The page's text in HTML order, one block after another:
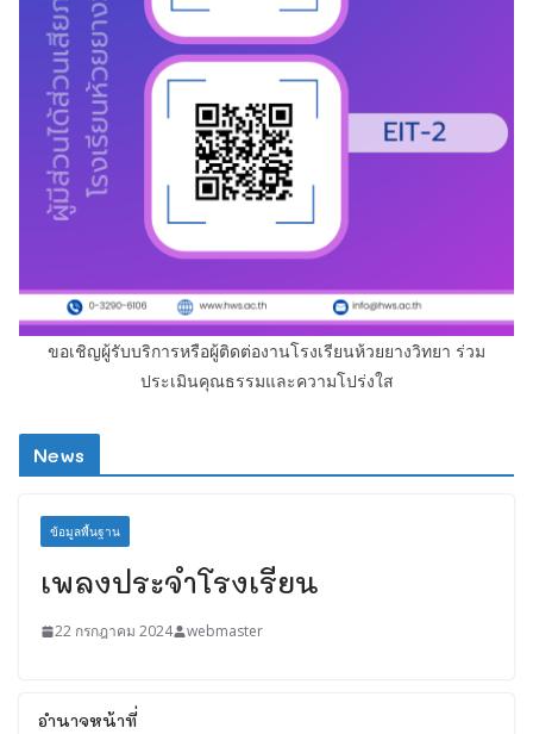
ขอเชิญผู้รับบริการหรือผู้ติดต่องานโรงเรียนห้วยยางวิทยา ร่วม
ประเมินคุณธรรมและความโปร่งใส
News
ข้อมูลพื้นฐาน
เพลงประจำโรงเรียน
22 กรกฎาคม 2024 webmaster
อำนาจหน้าที่